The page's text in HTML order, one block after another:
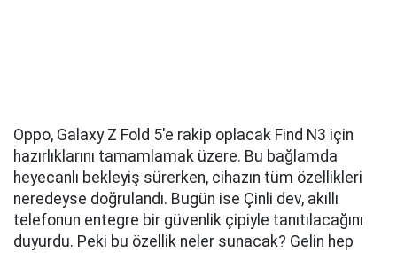
Oppo, Galaxy Z Fold 5'e rakip oplacak Find N3 için
hazırlıklarını tamamlamak üzere. Bu bağlamda
heyecanlı bekleyiş sürerken, cihazın tüm özellikleri
neredeyse doğrulandı. Bugün ise Çinli dev, akıllı
telefonun entegre bir güvenlik çipiyle tanıtılacağını
duyurdu. Peki bu özellik neler sunacak? Gelin hep